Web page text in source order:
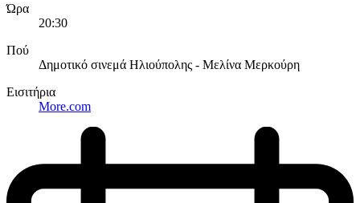
Ώρα
20:30
Πού
Δημοτικό σινεμά Ηλιούπολης - Μελίνα Μερκούρη
Εισιτήρια
More.com